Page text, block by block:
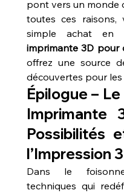
pont vers un monde
toutes ces
simple achat en
imprimante 3D
offrez une source
découvertes pour les
Épilogue – Le
Imprimante
Possibilités
l’Impression
Dans le
techniques qui